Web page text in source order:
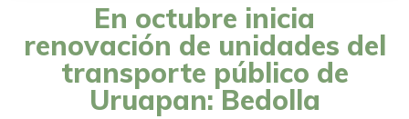
En octubre inicia
renovación de unidades del
transporte público de
Uruapan: Bedolla